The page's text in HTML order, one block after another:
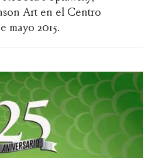
Art en el Centro
mayo 2015.